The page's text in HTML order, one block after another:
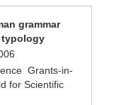
grammar
Grants-in-
for Scientific